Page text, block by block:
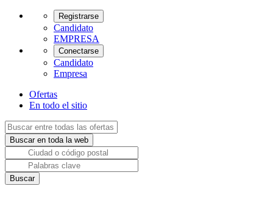
Registrarse
Candidato
EMPRESA
Conectarse
Candidato
Empresa
Ofertas
En todo el sitio